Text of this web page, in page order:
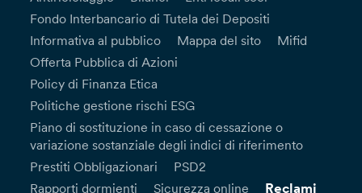
Fondo Interbancario di Tutela dei Depositi
Informativa al pubblico
Mappa del sito
Mifid
Offerta Pubblica di Azioni
Policy di Finanza Etica
Politiche gestione rischi ESG
Piano di sostituzione in caso di cessazione o
variazione sostanziale degli indici di riferimento
Prestiti Obbligazionari
PSD2
Rapporti dormienti
Sicurezza online Reclami